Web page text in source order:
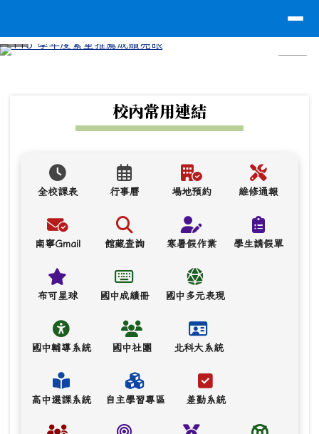
校內常用連結
全校課表 行事曆 場地預約 維修通報
南寧Gmail 館藏查詢 寒暑假作業 學生請假單
布可星球 國中成績冊 國中多元表現
國中輔導系統 國中社團 北科大系統
高中選課系統 自主學習專區 差勤系統